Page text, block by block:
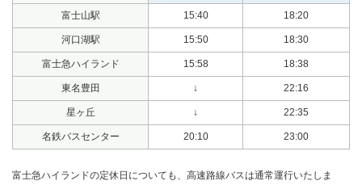
富士山駅 15:40 18:20
河口湖駅 15:50 18:30
富士急ハイランド 15:58 18:38
東名豊田 ↓ 22:16
星ヶ丘 ↓ 22:35
名鉄バスセンター 20:10 23:00
​富士急ハイランドの定休日についても、高速路線バスは通常運行いたしま